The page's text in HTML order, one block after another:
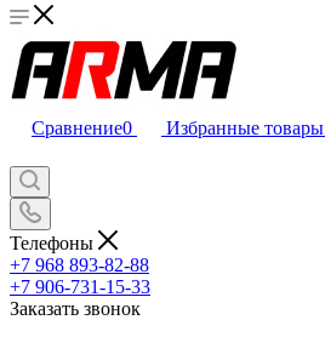
Сравнение0 Избранные товары
Телефоны
+7 968 893-82-88
+7 906-731-15-33
Заказать звонок